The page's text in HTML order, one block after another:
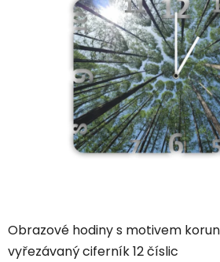
Obrazové hodiny s motivem
vyřezávaný ciferník 12 číslic